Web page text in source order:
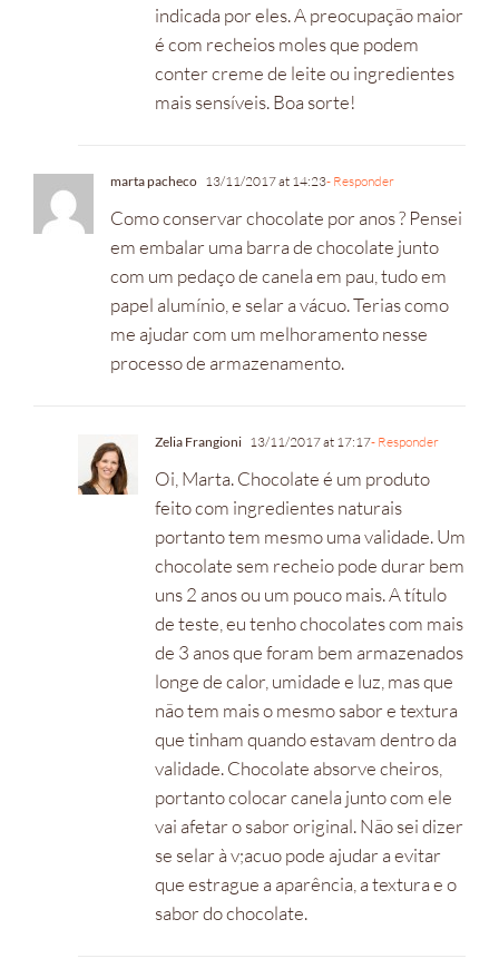
indicada por eles. A preocupação maior
é com recheios moles que podem
conter creme de leite ou ingredientes
mais sensíveis. Boa sorte!
marta pacheco 13/11/2017 at 14:23- Responder
Como conservar chocolate por anos ? Pensei
em embalar uma barra de chocolate junto
com um pedaço de canela em pau, tudo em
papel alumínio, e selar a vácuo. Terias como
me ajudar com um melhoramento nesse
processo de armazenamento.
Zelia Frangioni 13/11/2017 at 17:17- Responder
Oi, Marta. Chocolate é um produto
feito com ingredientes naturais
portanto tem mesmo uma validade. Um
chocolate sem recheio pode durar bem
uns 2 anos ou um pouco mais. A título
de teste, eu tenho chocolates com mais
de 3 anos que foram bem armazenados
longe de calor, umidade e luz, mas que
não tem mais o mesmo sabor e textura
que tinham quando estavam dentro da
validade. Chocolate absorve cheiros,
portanto colocar canela junto com ele
vai afetar o sabor original. Não sei dizer
se selar à v;acuo pode ajudar a evitar
que estrague a aparência, a textura e o
sabor do chocolate.